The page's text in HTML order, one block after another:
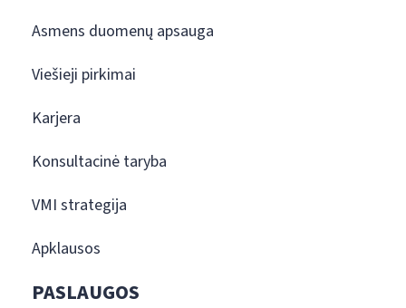
Asmens duomenų apsauga
Viešieji pirkimai
Karjera
Konsultacinė taryba
VMI strategija
Apklausos
PASLAUGOS